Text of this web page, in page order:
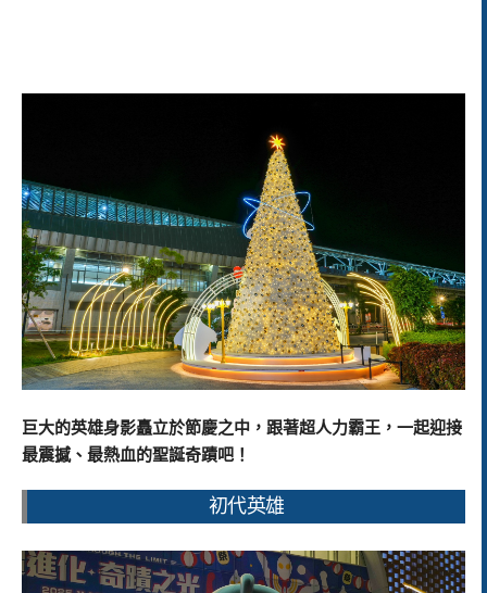
巨大的英雄身影矗立於節慶之中，跟著超人力霸王，一起迎接
最震撼、最熱血的聖誕奇蹟吧！
初代英雄